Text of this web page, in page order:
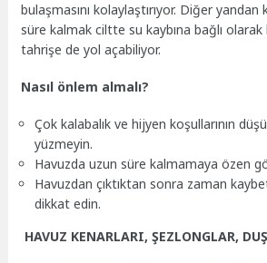
bulaşmasını kolaylaştırıyor. Diğer
süre kalmak ciltte su kaybına bağlı
tahrişe de yol açabiliyor.
Nasıl önlem almalı?
Çok kalabalık ve hijyen koşullarının
yüzmeyin.
Havuzda uzun süre kalmamaya özen
Havuzdan çıktıktan sonra zaman
dikkat edin.
HAVUZ KENARLARI, ŞEZLONGLAR,